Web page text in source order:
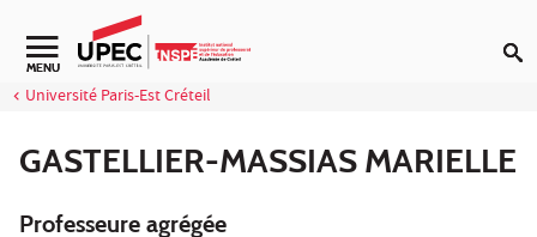
Aller au contenu
Navigation secondaire
MENU
Université Paris-Est Créteil
GASTELLIER-MASSIAS MARIELLE
Professeure agrégée